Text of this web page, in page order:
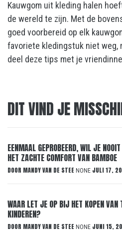
Kauwgom uit kleding halen
de wereld te zijn. Met de
goed voorbereid op elk
favoriete kledingstuk niet weg,
deel deze tips met je
DIT VIND JE
EENMAAL GEPROBEERD, WIL JE
HET ZACHTE COMFORT VAN BAMBOE
DOOR MANDY VAN DE STEE NONE JULI 17,
WAAR LET JE OP BIJ HET KOPEN VAN
KINDEREN?
DOOR MANDY VAN DE STEE NONE JUNI 15,